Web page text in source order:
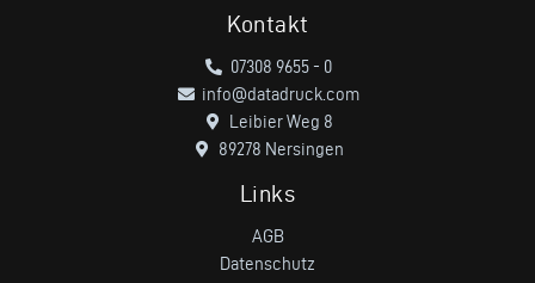
Kontakt
07308 9655 - 0
info@datadruck.com
Leibier Weg 8
89278 Nersingen
Links
AGB
Datenschutz